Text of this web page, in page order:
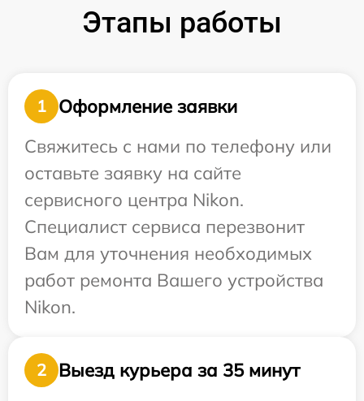
Этапы работы
1
Оформление заявки
Свяжитесь с нами по телефону или
оставьте заявку на сайте
сервисного центра Nikon.
Специалист сервиса перезвонит
Вам для уточнения необходимых
работ ремонта Вашего устройства
Nikon.
2
Выезд курьера за 35 минут